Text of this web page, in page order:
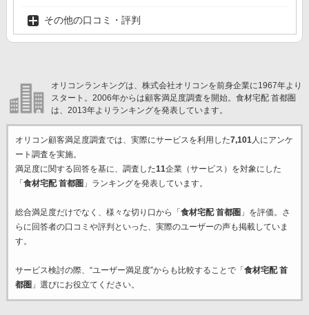
その他の口コミ・評判
オリコンランキングは、株式会社オリコンを前身企業に1967年より
スタート。2006年からは顧客満足度調査を開始。食材宅配 首都圏
は、2013年よりランキングを発表しています。
オリコン顧客満足度調査では、実際にサービスを利用した7,101人にアンケ
ート調査を実施。
満足度に関する回答を基に、調査した11企業（サービス）を対象にした
「 食材宅配 首都圏 」ランキングを発表しています。
総合満足度だけでなく、様々な切り口から「 食材宅配 首都圏 」を評価。さ
らに回答者の口コミや評判といった、実際のユーザーの声も掲載していま
す。
サービス検討の際、“ユーザー満足度”からも比較することで「 食材宅配 首
都圏 」選びにお役立てください。